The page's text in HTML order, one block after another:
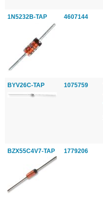
1N5232B-TAP 4607144
BYV26C-TAP 1075759
BZX55C4V7-TAP 1779206